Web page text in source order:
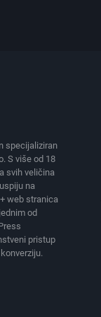
specijaliziran
S više od 18
svih veličina
na
web stranica
od
pristup